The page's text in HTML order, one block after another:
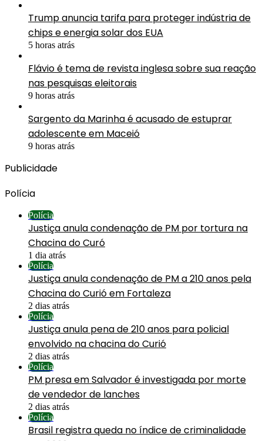
Trump anuncia tarifa para proteger indústria de
chips e energia solar dos EUA
5 horas atrás
Flávio é tema de revista inglesa sobre sua reação
nas pesquisas eleitorais
9 horas atrás
Sargento da Marinha é acusado de estuprar
adolescente em Maceió
9 horas atrás
Publicidade
Polícia
Polícia
Justiça anula condenação de PM por tortura na
Chacina do Curó
1 dia atrás
Polícia
Justiça anula condenação de PM a 210 anos pela
Chacina do Curió em Fortaleza
2 dias atrás
Polícia
Justiça anula pena de 210 anos para policial
envolvido na chacina do Curió
2 dias atrás
Polícia
PM presa em Salvador é investigada por morte
de vendedor de lanches
2 dias atrás
Polícia
Brasil registra queda no índice de criminalidade